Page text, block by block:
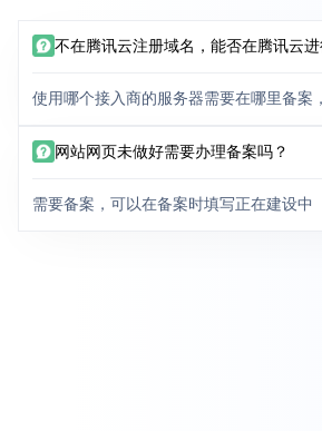
不在腾讯云注册域名，能否在腾讯云进
使用哪个接入商的服务器需要在哪里备案
网站网页未做好需要办理备案吗？
需要备案，可以在备案时填写正在建设中